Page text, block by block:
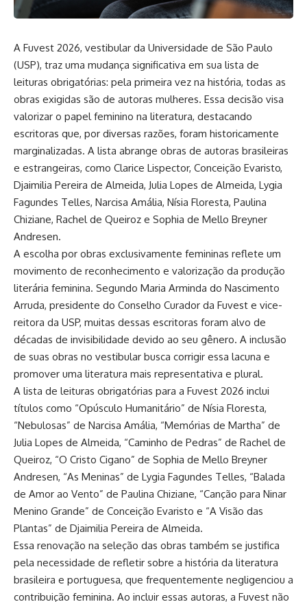
A Fuvest 2026, vestibular da Universidade de São Paulo
(USP), traz uma mudança significativa em sua lista de
leituras obrigatórias: pela primeira vez na história, todas as
obras exigidas são de autoras mulheres. Essa decisão visa
valorizar o papel feminino na literatura, destacando
escritoras que, por diversas razões, foram historicamente
marginalizadas. A lista abrange obras de autoras brasileiras
e estrangeiras, como Clarice Lispector, Conceição Evaristo,
Djaimilia Pereira de Almeida, Julia Lopes de Almeida, Lygia
Fagundes Telles, Narcisa Amália, Nísia Floresta, Paulina
Chiziane, Rachel de Queiroz e Sophia de Mello Breyner
Andresen.
A escolha por obras exclusivamente femininas reflete um
movimento de reconhecimento e valorização da produção
literária feminina. Segundo Maria Arminda do Nascimento
Arruda, presidente do Conselho Curador da Fuvest e vice-
reitora da USP, muitas dessas escritoras foram alvo de
décadas de invisibilidade devido ao seu gênero. A inclusão
de suas obras no vestibular busca corrigir essa lacuna e
promover uma literatura mais representativa e plural.
A lista de leituras obrigatórias para a Fuvest 2026 inclui
títulos como “Opúsculo Humanitário” de Nísia Floresta,
“Nebulosas” de Narcisa Amália, “Memórias de Martha” de
Julia Lopes de Almeida, “Caminho de Pedras” de Rachel de
Queiroz, “O Cristo Cigano” de Sophia de Mello Breyner
Andresen, “As Meninas” de Lygia Fagundes Telles, “Balada
de Amor ao Vento” de Paulina Chiziane, “Canção para Ninar
Menino Grande” de Conceição Evaristo e “A Visão das
Plantas” de Djaimilia Pereira de Almeida.
Essa renovação na seleção das obras também se justifica
pela necessidade de refletir sobre a história da literatura
brasileira e portuguesa, que frequentemente negligenciou a
contribuição feminina. Ao incluir essas autoras, a Fuvest não